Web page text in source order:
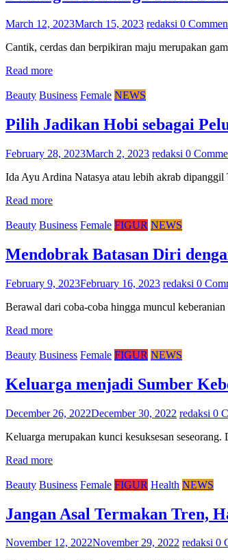
March 12, 2023March 15, 2023 redaksi 0
Cantik, cerdas dan berpikiran maju merupakan
Read more
Beauty Business Female NEWS
Pilih Jadikan Hobi sebagai
February 28, 2023March 2, 2023 redaksi 0
Ida Ayu Ardina Natasya atau lebih akrab
Read more
Beauty Business Female FIGUR NEWS
Mendobrak Batasan Diri
February 9, 2023February 16, 2023 redaksi 0
Berawal dari coba-coba hingga muncul
Read more
Beauty Business Female FIGUR NEWS
Keluarga menjadi Sumber
December 26, 2022December 30, 2022 redaksi 0
Keluarga merupakan kunci kesuksesan
Read more
Beauty Business Female FIGUR Health NEWS
Jangan Asal Termakan Tren,
November 12, 2022November 29, 2022 redaksi 0